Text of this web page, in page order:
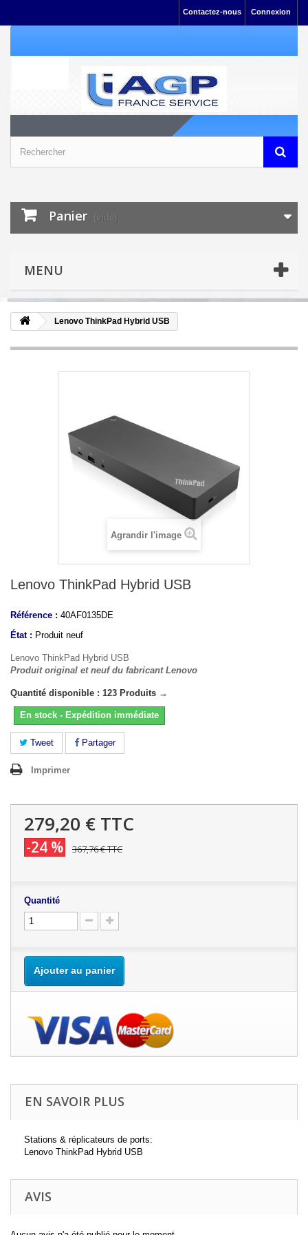
Connexion
Contactez-nous
Panier (vide)
MENU
Lenovo ThinkPad Hybrid USB
Agrandir l'image
Lenovo ThinkPad Hybrid USB
Référence : 40AF0135DE
État : Produit neuf
Lenovo ThinkPad Hybrid USB
Produit original et neuf du fabricant Lenovo
Quantité disponible : 123 Produits →
En stock - Expédition immédiate
Tweet Partager
Imprimer
279,20 € TTC
-24 % 367,76 €TTC
Quantité
Ajouter au panier
EN SAVOIR PLUS
Stations & réplicateurs de ports:
Lenovo ThinkPad Hybrid USB
AVIS